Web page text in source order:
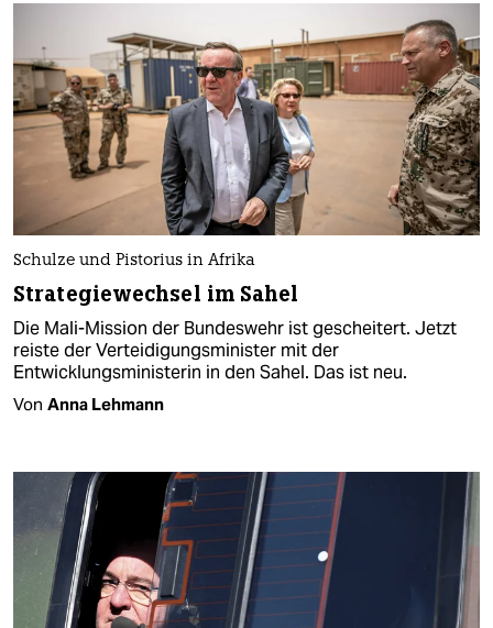
Schulze und Pistorius in Afrika
Strategiewechsel im Sahel
Die Mali-Mission der Bundeswehr ist gescheitert. Jetzt
reiste der Verteidigungsminister mit der
Entwicklungsministerin in den Sahel. Das ist neu.
Von Anna Lehmann